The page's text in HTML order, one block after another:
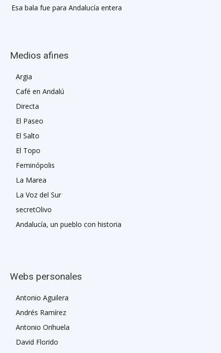
Esa bala fue para Andalucía entera
Medios afines
Argia
Café en Andalú
Directa
El Paseo
El Salto
El Topo
Feminópolis
La Marea
La Voz del Sur
secretOlivo
Andalucía, un pueblo con historia
Webs personales
Antonio Aguilera
Andrés Ramírez
Antonio Orihuela
David Florido